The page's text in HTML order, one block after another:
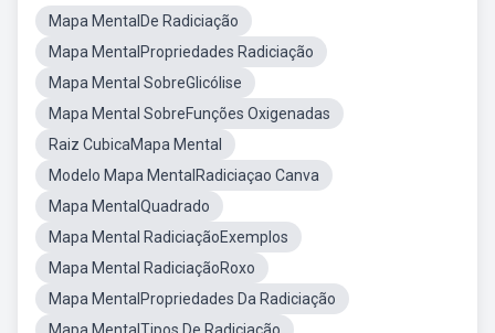
Mapa MentalDe Radiciação
Mapa MentalPropriedades Radiciação
Mapa Mental SobreGlicólise
Mapa Mental SobreFunções Oxigenadas
Raiz CubicaMapa Mental
Modelo Mapa MentalRadiciaçao Canva
Mapa MentalQuadrado
Mapa Mental RadiciaçãoExemplos
Mapa Mental RadiciaçãoRoxo
Mapa MentalPropriedades Da Radiciação